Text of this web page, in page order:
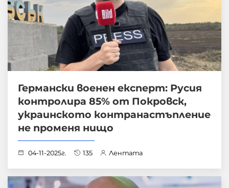
Германски военен експерт: Русия
контролира 85% от Покровск,
украинското контранастъпление
не променя нищо
04-11-2025г. 135 Лентата